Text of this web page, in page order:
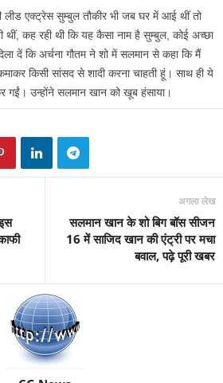
लीड एक्ट्रेस सुम्बुल तौकीर भी जब घर में आई थीं तो
थीं, कह रही थी कि यह कैसा नाम है सुम्बुल, कोई अच्छा
दें कि अर्चना गौतम ने शो में सलमान से कहा कि मैं
किसी सांसद से शादी करना चाहती हूं। साथ ही ये
उन्होंने सलमान खान को खूब हंसाया।
अगला लेख
सलमान खान के शो बिग बॉस सीजन
16 में साजिद खान की एंट्री पर मचा
बवाल, पढ़े पूरी खबर